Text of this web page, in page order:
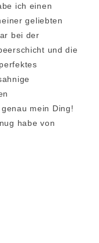
ich einen
geliebten
bei der
und die
mein Ding!
habe von